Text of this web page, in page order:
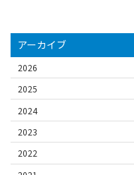
アーカイブ
2026
2025
2024
2023
2022